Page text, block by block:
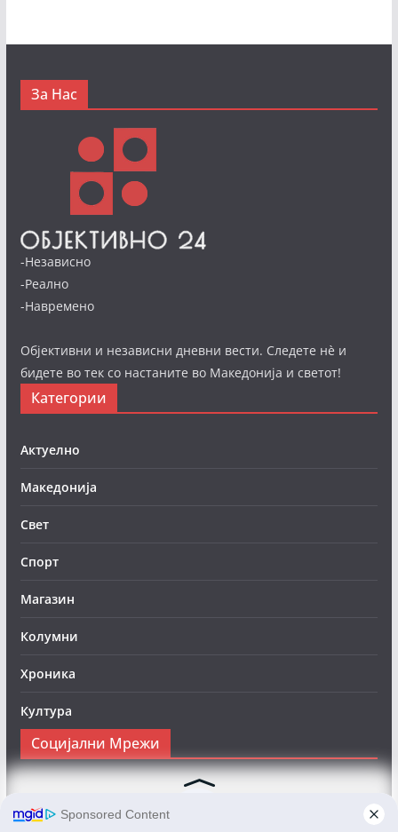
За Нас
-Независно
-Реално
-Навремено
Објективни и независни дневни вести. Следете нè и
бидете во тек со настаните во Македонија и светот!
Категории
Актуелно
Македонија
Свет
Спорт
Магазин
Колумни
Хроника
Култура
Социјални Мрежи